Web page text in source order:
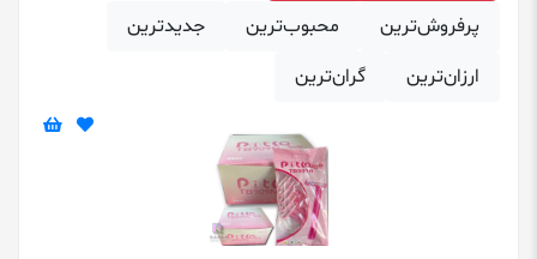
پرفروش‌ترین محبوب‌ترین
‌جدیدترین
ارزان‌ترین
گران‌ترین